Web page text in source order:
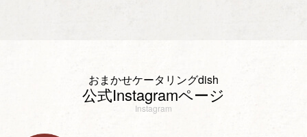
おまかせケータリングdish
公式Instagramページ
Instagram